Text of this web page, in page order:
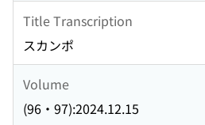
Title Transcription
スカンポ
Volume
(96・97):2024.12.15